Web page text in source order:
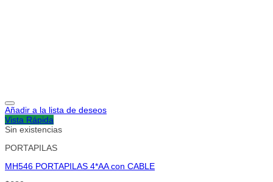
Añadir a la lista de deseos
Vista Rápida
Sin existencias
PORTAPILAS
MH546 PORTAPILAS 4*AA con CABLE